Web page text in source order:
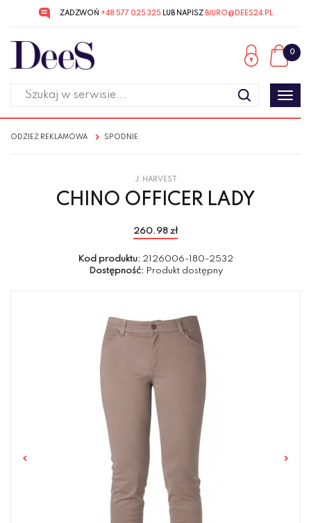
do menu
głównego
do
menu
w
ZADZWOŃ +48 577 025 325LUB NAPISZ BIURO@DEES24.PL
0
ODZIEŻ REKLAMOWA SPODNIE
J. HARVEST
CHINO OFFICER LADY
260.98 zł
Kod produktu: 2126006-180-2532
Dostępność: Produkt dostępny